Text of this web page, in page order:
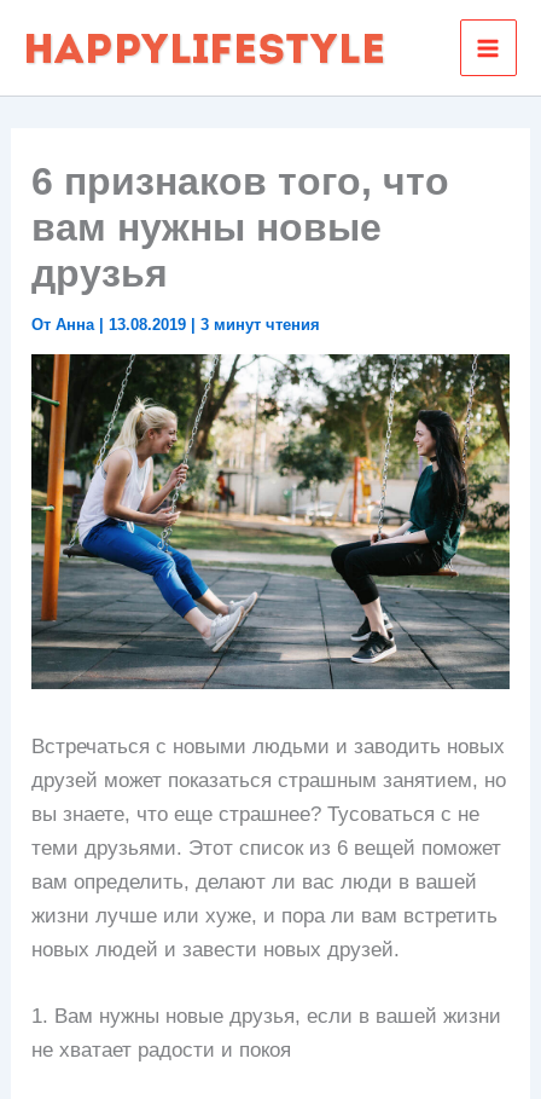
6 признаков того, что
вам нужны новые
друзья
ОтАнна |13.08.2019 |3 минут чтения
Встречаться с новыми людьми и заводить новых
друзей может показаться страшным занятием, но
вы знаете, что еще страшнее? Тусоваться с не
теми друзьями. Этот список из 6 вещей поможет
вам определить, делают ли вас люди в вашей
жизни лучше или хуже, и пора ли вам встретить
новых людей и завести новых друзей.
1. Вам нужны новые друзья, если в вашей жизни
не хватает радости и покоя